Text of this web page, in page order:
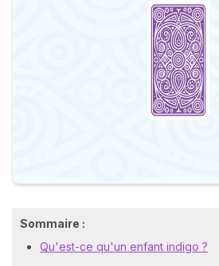
Sommaire :
Qu'est-ce qu'un enfant indigo ?